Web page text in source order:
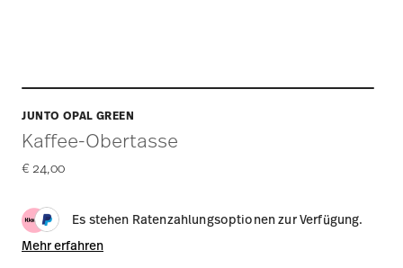
JUNTO OPAL GREEN
Kaffee-Obertasse
€ 24,00
Es stehen Ratenzahlungsoptionen zur Verfügung.
Mehr erfahren